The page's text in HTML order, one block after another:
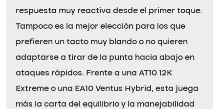
respuesta muy reactiva desde el primer toque.
Tampoco es la mejor elección para los que
prefieren un tacto muy blando o no quieren
adaptarse a tirar de la punta hacia abajo en
ataques rápidos. Frente a una AT10 12K
Extreme o una EA10 Ventus Hybrid, esta juega
más la carta del equilibrio y la manejabilidad